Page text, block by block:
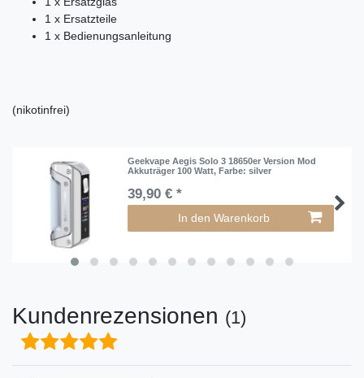
1 x Ersatzteile
1 x Bedienungsanleitung
(nikotinfrei)
Geekvape Aegis Solo 3 18650er Version Mod
Akkuträger 100 Watt, Farbe: silver
39,90 € *
In den Warenkorb
Kundenrezensionen (1)